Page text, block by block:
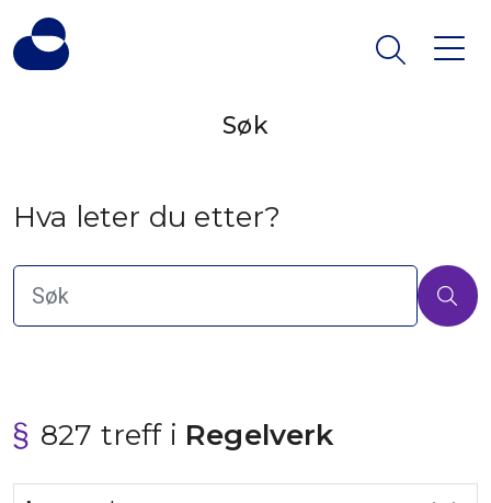
Søk
Hva leter du etter?
827 treff i Regelverk